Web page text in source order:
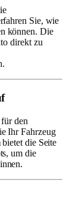
Sie, wie
können. Die
direkt zu
den
Ihr Fahrzeug
die Seite
um die